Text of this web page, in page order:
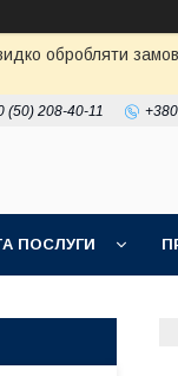
обробляти
(50) 208-40-11
ПОСЛУГИ